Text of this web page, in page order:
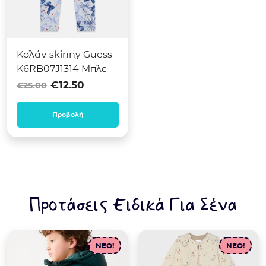
Κολάν skinny Guess
K6RB07J1314 Μπλε
€25.00 Original price was: €25.00.
€12.50
Προβολή
Προτάσεις Ειδικά Για Σένα
NEO! NEO!